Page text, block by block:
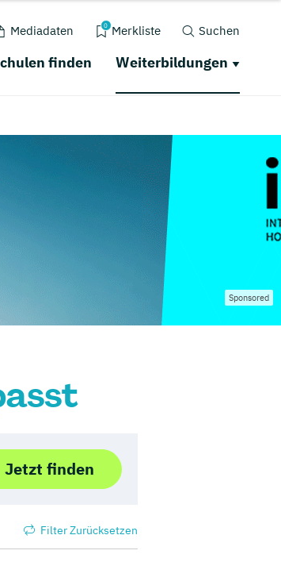
Mediadaten 0 Merkliste Suchen
finden Weiterbildungen
Sponsored
Jetzt finden
Filter Zurücksetzen